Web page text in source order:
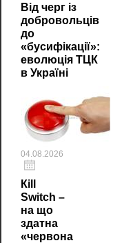
Від черг із
добровольців
до
«бусифікації»:
еволюція ТЦК
в Україні
04.08.2026
Кill
Switch –
на що
здатна
«червона